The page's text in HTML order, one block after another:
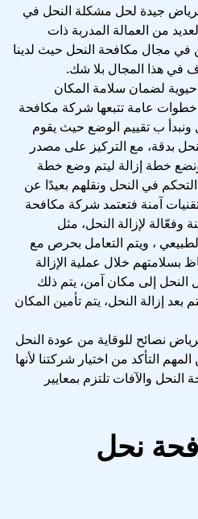
جيدة لحل مشكلة النحل في
من العمالة المدربة ذات
في مجال مكافحة النحل حيث لدينا
هذا المجال بلا شك.
حيوية لضمان سلامة المكان
خطوات عامة تتبعها شركة مكافحة
ونبدأ ب تقييم الوضع حيث يقوم
بدقة، مع التركيز على مصدر
خطة إزالة ليتم وضع خطة
في النحل ونقلهم بعيدًا عن
آمنة فتعتمد شركة مكافحة
وفعّالة لإزالة النحل، مثل
، ويتم التعامل بحرص مع
بسلامتهم خلال عملية الإزالة
إلى مكان آمن، يتم ذلك
بعد إزالة النحل، يتم تأمين المكان
نصائح للوقاية من عودة النحل
التأكد من اختيار شركتنا لأنها
والآفات تلتزم بمعايير
نحل